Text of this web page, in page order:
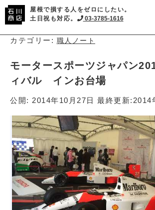
屋根で損する人をゼロにしたい。
土日祝も対応。
03-3785-1616
カテゴリー: 職人ノート
モータースポーツジャパン
ィバル インお台場
公開: 2014年10月27日 最終更新: 2014